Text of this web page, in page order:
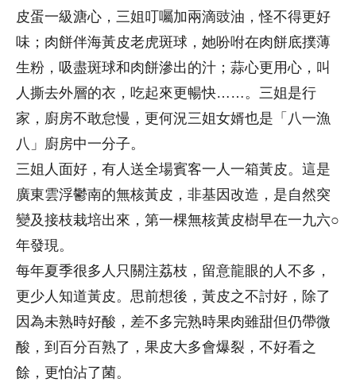
皮蛋一級溏心，三姐叮囑加兩滴豉油，怪不得更好
味；肉餅伴海黃皮老虎斑球，她吩咐在肉餅底撲薄
生粉，吸盡斑球和肉餅滲出的汁；蒜心更用心，叫
人撕去外層的衣，吃起來更暢快……。三姐是行
家，廚房不敢怠慢，更何況三姐女婿也是「八一漁
八」廚房中一分子。
三姐人面好，有人送全場賓客一人一箱黃皮。這是
廣東雲浮鬱南的無核黃皮，非基因改造，是自然突
變及接枝栽培出來，第一棵無核黃皮樹早在一九六○
年發現。
每年夏季很多人只關注荔枝，留意龍眼的人不多，
更少人知道黃皮。思前想後，黃皮之不討好，除了
因為未熟時好酸，差不多完熟時果肉雖甜但仍帶微
酸，到百分百熟了，果皮大多會爆裂，不好看之
餘，更怕沾了菌。